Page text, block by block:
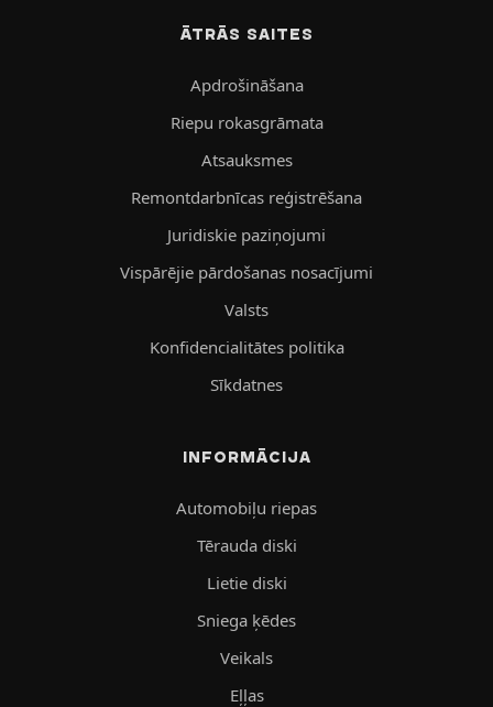
ĀTRĀS SAITES
Apdrošināšana
Riepu rokasgrāmata
Atsauksmes
Remontdarbnīcas reģistrēšana
Juridiskie paziņojumi
Vispārējie pārdošanas nosacījumi
Valsts
Konfidencialitātes politika
Sīkdatnes
INFORMĀCIJA
Automobiļu riepas
Tērauda diski
Lietie diski
Sniega ķēdes
Veikals
Eļļas